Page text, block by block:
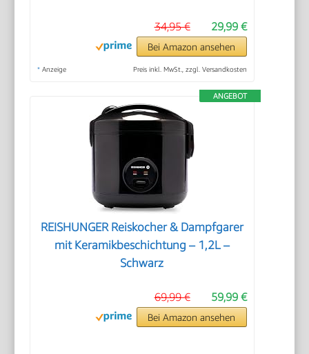
29,99 €
34,95 €
Bei Amazon ansehen
* Anzeige Preis inkl. MwSt., zzgl. Versandkosten
ANGEBOT
REISHUNGER Reiskocher & Dampfgarer
mit Keramikbeschichtung – 1,2L –
Schwarz
59,99 €
69,99 €
Bei Amazon ansehen